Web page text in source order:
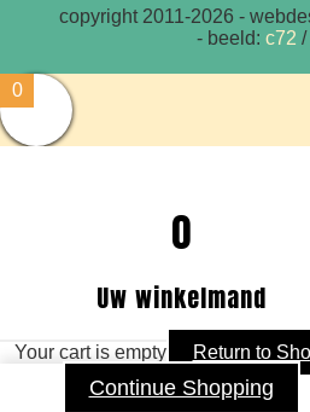
copyright 2011-2026 -
- beeld: c72 /
0
0
Uw winkelmand
Your cart is empty Return to
Continue Shopping